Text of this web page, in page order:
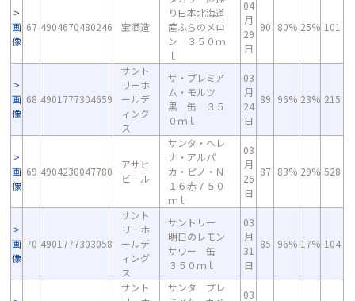
画
像
67 4904670480246 宝酒造
り日本北海道
産ふらのメロ
ン ３５０ｍ
ｌ
04
月
29
日
90 80% 25% 101
画
像
68 4901777304659
サント
リーホ
ールデ
ィング
ス
ザ・プレミア
ム・モルツ
黒 缶 ３５
０ｍｌ
03
月
24
日
89 96% 23% 215
画
像
69 4904230047780
アサヒ
ビール
サンタ・ヘレ
ナ・アルパ
カ・ピノ・Ｎ
１６赤７５０
ｍｌ
03
月
26
日
87 83% 29% 528
画
像
70 4901777303058
サント
リーホ
ールデ
ィング
ス
サントリー
明日のレモン
サワー 缶
３５０ｍｌ
03
月
31
日
85 96% 17% 104
サント
サンタ プレ
03